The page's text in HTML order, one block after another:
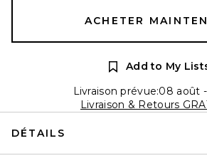
ACHETER
Add to My
Livraison prévue:08 août
Livraison & Retours
DÉTAILS